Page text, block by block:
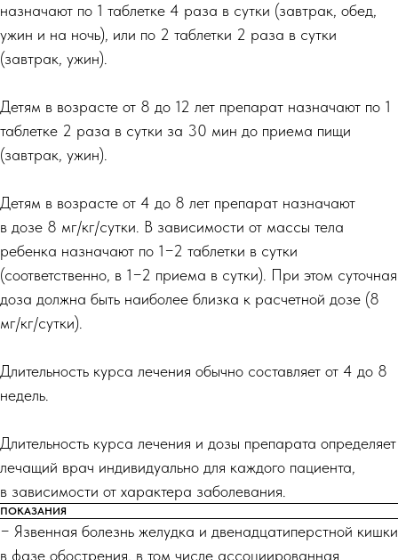
назначают по 1 таблетке 4 раза в сутки (завтрак, обед,
ужин и на ночь), или по 2 таблетки 2 раза в сутки
(завтрак, ужин).
Детям в возрасте от 8 до 12 лет препарат назначают по 1
таблетке 2 раза в сутки за 30 мин до приема пищи
(завтрак, ужин).
Детям в возрасте от 4 до 8 лет препарат назначают
в дозе 8 мг/кг/сутки. В зависимости от массы тела
ребенка назначают по 1−2 таблетки в сутки
(соответственно, в 1−2 приема в сутки). При этом суточная
доза должна быть наиболее близка к расчетной дозе (8
мг/кг/сутки).
Длительность курса лечения обычно составляет от 4 до 8
недель.
Длительность курса лечения и дозы препарата определяет
лечащий врач индивидуально для каждого пациента,
в зависимости от характера заболевания.
ПОКАЗАНИЯ
− Язвенная болезнь желудка и двенадцатиперстной кишки
в фазе обострения, в том числе ассоциированная